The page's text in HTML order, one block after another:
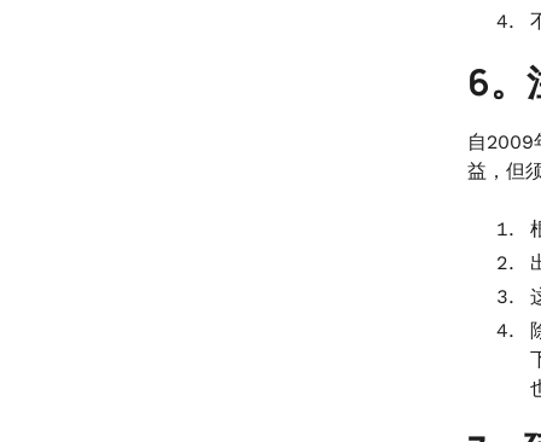
6。
自2009
益，但